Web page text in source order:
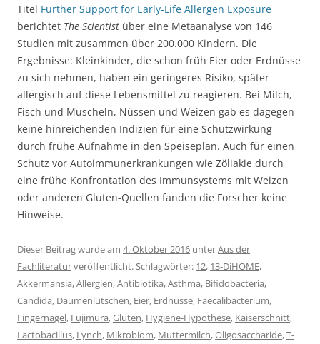
Titel Further Support for Early-Life Allergen Exposure
berichtet The Scientist über eine Metaanalyse von 146
Studien mit zusammen über 200.000 Kindern. Die
Ergebnisse: Kleinkinder, die schon früh Eier oder Erdnüsse
zu sich nehmen, haben ein geringeres Risiko, später
allergisch auf diese Lebensmittel zu reagieren. Bei Milch,
Fisch und Muscheln, Nüssen und Weizen gab es dagegen
keine hinreichenden Indizien für eine Schutzwirkung
durch frühe Aufnahme in den Speiseplan. Auch für einen
Schutz vor Autoimmunerkrankungen wie Zöliakie durch
eine frühe Konfrontation des Immunsystems mit Weizen
oder anderen Gluten-Quellen fanden die Forscher keine
Hinweise.
Dieser Beitrag wurde am 4. Oktober 2016 unterAus der
Fachliteraturveröffentlicht. Schlagwörter: 12, 13-DiHOME,
Akkermansia,Allergien,Antibiotika,Asthma, Bifidobacteria,
Candida, Daumenlutschen, Eier, Erdnüsse, Faecalibacterium,
Fingernägel, Fujimura,Gluten, Hygiene-Hypothese, Kaiserschnitt,
Lactobacillus, Lynch, Mikrobiom, Muttermilch,Oligosaccharide,T-